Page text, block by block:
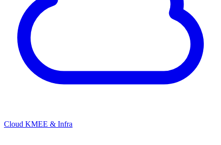
Cloud KMEE & Infra